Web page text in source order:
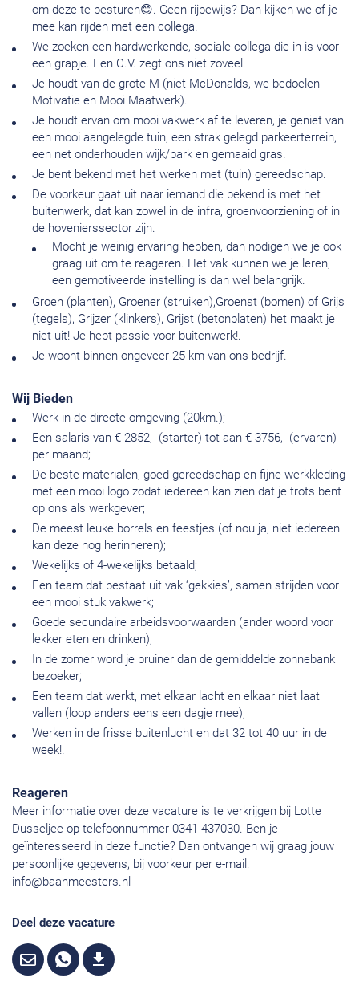
om deze te besturen😊. Geen rijbewijs? Dan kijken we of je
mee kan rijden met een collega.
We zoeken een hardwerkende, sociale collega die in is voor
een grapje. Een C.V. zegt ons niet zoveel.
Je houdt van de grote M (niet McDonalds, we bedoelen
Motivatie en Mooi Maatwerk).
Je houdt ervan om mooi vakwerk af te leveren, je geniet van
een mooi aangelegde tuin, een strak gelegd parkeerterrein,
een net onderhouden wijk/park en gemaaid gras.
Je bent bekend met het werken met (tuin) gereedschap.
De voorkeur gaat uit naar iemand die bekend is met het
buitenwerk, dat kan zowel in de infra, groenvoorziening of in
de hovenierssector zijn.
Mocht je weinig ervaring hebben, dan nodigen we je ook
graag uit om te reageren. Het vak kunnen we je leren,
een gemotiveerde instelling is dan wel belangrijk.
Groen (planten), Groener (struiken),Groenst (bomen) of Grijs
(tegels), Grijzer (klinkers), Grijst (betonplaten) het maakt je
niet uit! Je hebt passie voor buitenwerk!.
Je woont binnen ongeveer 25 km van ons bedrijf.
Wij Bieden
Werk in de directe omgeving (20km.);
Een salaris van € 2852,- (starter) tot aan € 3756,- (ervaren)
per maand;
De beste materialen, goed gereedschap en fijne werkkleding
met een mooi logo zodat iedereen kan zien dat je trots bent
op ons als werkgever;
De meest leuke borrels en feestjes (of nou ja, niet iedereen
kan deze nog herinneren);
Wekelijks of 4-wekelijks betaald;
Een team dat bestaat uit vak ‘gekkies’, samen strijden voor
een mooi stuk vakwerk;
Goede secundaire arbeidsvoorwaarden (ander woord voor
lekker eten en drinken);
In de zomer word je bruiner dan de gemiddelde zonnebank
bezoeker;
Een team dat werkt, met elkaar lacht en elkaar niet laat
vallen (loop anders eens een dagje mee);
Werken in de frisse buitenlucht en dat 32 tot 40 uur in de
week!.
Reageren
Meer informatie over deze vacature is te verkrijgen bij Lotte
Dusseljee op telefoonnummer 0341-437030. Ben je
geïnteresseerd in deze functie? Dan ontvangen wij graag jouw
persoonlijke gegevens, bij voorkeur per e-mail:
info@baanmeesters.nl
Deel deze vacature